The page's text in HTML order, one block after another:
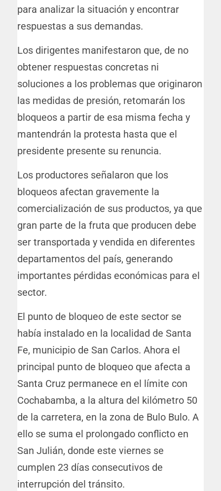
para analizar la situación y encontrar
respuestas a sus demandas.
Los dirigentes manifestaron que, de no
obtener respuestas concretas ni
soluciones a los problemas que originaron
las medidas de presión, retomarán los
bloqueos a partir de esa misma fecha y
mantendrán la protesta hasta que el
presidente presente su renuncia.
Los productores señalaron que los
bloqueos afectan gravemente la
comercialización de sus productos, ya que
gran parte de la fruta que producen debe
ser transportada y vendida en diferentes
departamentos del país, generando
importantes pérdidas económicas para el
sector.
El punto de bloqueo de este sector se
había instalado en la localidad de Santa
Fe, municipio de San Carlos. Ahora el
principal punto de bloqueo que afecta a
Santa Cruz permanece en el límite con
Cochabamba, a la altura del kilómetro 50
de la carretera, en la zona de Bulo Bulo. A
ello se suma el prolongado conflicto en
San Julián, donde este viernes se
cumplen 23 días consecutivos de
interrupción del tránsito.